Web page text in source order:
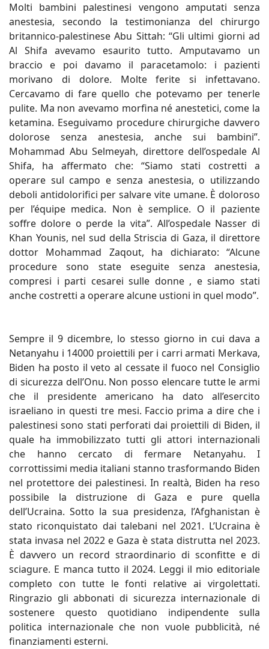
Molti bambini palestinesi vengono amputati senza
anestesia, secondo la testimonianza del chirurgo
britannico-palestinese Abu Sittah: “Gli ultimi giorni ad
Al Shifa avevamo esaurito tutto. Amputavamo un
braccio e poi davamo il paracetamolo: i pazienti
morivano di dolore. Molte ferite si infettavano.
Cercavamo di fare quello che potevamo per tenerle
pulite. Ma non avevamo morfina né anestetici, come la
ketamina. Eseguivamo procedure chirurgiche davvero
dolorose senza anestesia, anche sui bambini”.
Mohammad Abu Selmeyah, direttore dell’ospedale Al
Shifa, ha affermato che: “Siamo stati costretti a
operare sul campo e senza anestesia, o utilizzando
deboli antidolorifici per salvare vite umane. È doloroso
per l’équipe medica. Non è semplice. O il paziente
soffre dolore o perde la vita”. All’ospedale Nasser di
Khan Younis, nel sud della Striscia di Gaza, il direttore
dottor Mohammad Zaqout, ha dichiarato: “Alcune
procedure sono state eseguite senza anestesia,
compresi i parti cesarei sulle donne , e siamo stati
anche costretti a operare alcune ustioni in quel modo”.
Sempre il 9 dicembre, lo stesso giorno in cui dava a
Netanyahu i 14000 proiettili per i carri armati Merkava,
Biden ha posto il veto al cessate il fuoco nel Consiglio
di sicurezza dell’Onu. Non posso elencare tutte le armi
che il presidente americano ha dato all’esercito
israeliano in questi tre mesi. Faccio prima a dire che i
palestinesi sono stati perforati dai proiettili di Biden, il
quale ha immobilizzato tutti gli attori internazionali
che hanno cercato di fermare Netanyahu. I
corrottissimi media italiani stanno trasformando Biden
nel protettore dei palestinesi. In realtà, Biden ha reso
possibile la distruzione di Gaza e pure quella
dell’Ucraina. Sotto la sua presidenza, l’Afghanistan è
stato riconquistato dai talebani nel 2021. L’Ucraina è
stata invasa nel 2022 e Gaza è stata distrutta nel 2023.
È davvero un record straordinario di sconfitte e di
sciagure. E manca tutto il 2024. Leggi il mio editoriale
completo con tutte le fonti relative ai virgolettati.
Ringrazio gli abbonati di sicurezza internazionale di
sostenere questo quotidiano indipendente sulla
politica internazionale che non vuole pubblicità, né
finanziamenti esterni.